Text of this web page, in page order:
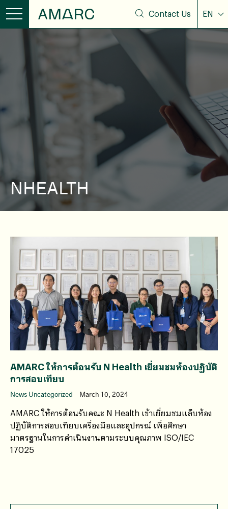
Contact Us EN
NHEALTH
AMARC ให้การต้อนรับ N Health เยี่ยมชมห้องปฏิบัติ
การสอบเทียบ
News Uncategorized March 10, 2024
AMARC ให้การต้อนรับคณะ N Health เข้าเยี่ยมชมแล็บห้อง
ปฏิบัติการสอบเทียบเครื่องมือและอุปกรณ์ เพื่อศึกษา
มาตรฐานในการดำเนินงานตามระบบคุณภาพ ISO/IEC
17025